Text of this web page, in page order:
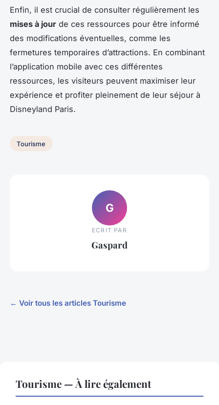
Enfin, il est crucial de consulter régulièrement les
mises à jour de ces ressources pour être informé
des modifications éventuelles, comme les
fermetures temporaires d’attractions. En combinant
l’application mobile avec ces différentes
ressources, les visiteurs peuvent maximiser leur
expérience et profiter pleinement de leur séjour à
Disneyland Paris.
Tourisme
G
ECRIT PAR
Gaspard
← Voir tous les articles Tourisme
Tourisme — À lire également